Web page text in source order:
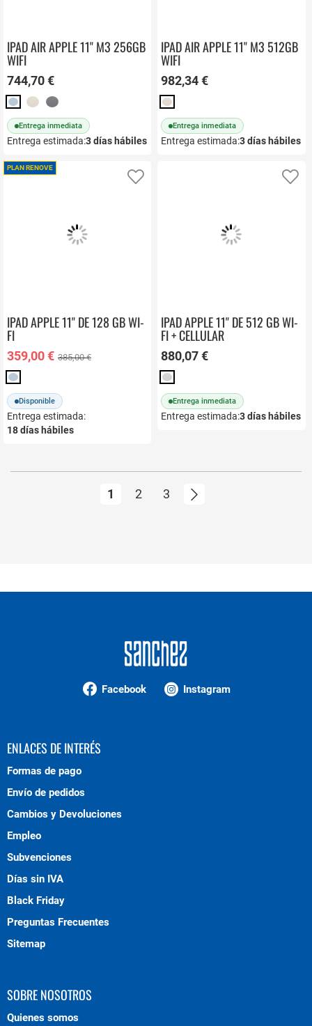
IPAD AIR APPLE 11" M3 256GB
WIFI
744,70 €
Entrega inmediata
Entrega estimada:3días hábiles
IPAD AIR APPLE 11" M3 512GB
WIFI
982,34 €
Entrega inmediata
Entrega estimada:3días hábiles
PLAN RENOVE
IPAD APPLE 11" DE 128 GB WI-
FI
359,00 € 385,00 €
Disponible
Entrega estimada:
18días hábiles
IPAD APPLE 11" DE 512 GB WI-
FI + CELLULAR
880,07 €
Entrega inmediata
Entrega estimada:3días hábiles
Actualmente estás leyendo página
1 Página
2 Página
3
Facebook Instagram
ENLACES DE INTERÉS
Formas de pago
Envío de pedidos
Cambios y Devoluciones
Empleo
Subvenciones
Días sin IVA
Black Friday
Preguntas Frecuentes
Sitemap
SOBRE NOSOTROS
Quienes somos